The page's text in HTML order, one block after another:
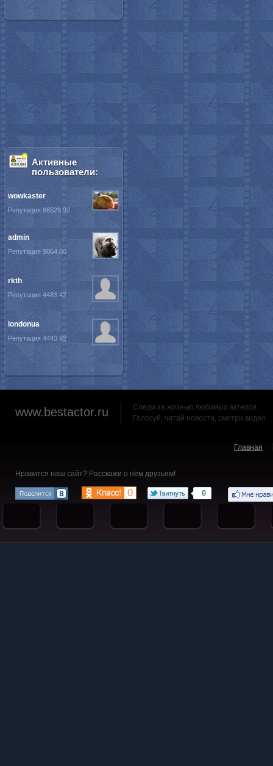
Активные
пользователи:
wowkaster
Репутация 86529.92
admin
Репутация 9064.00
rkth
Репутация 4483.42
londonua
Репутация 4443.92
www.bestactor.ru
Следи за жизнью любимых актеров
Голосуй, читай новости, смотри видео
Главная
Нравится наш сайт? Расскажи о нём друзьям!